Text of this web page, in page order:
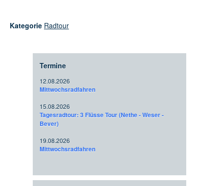
Kategorie Radtour
Termine
12.08.2026
Mittwochsradfahren
15.08.2026
Tagesradtour: 3 Flüsse Tour (Nethe - Weser -
Bever)
19.08.2026
Mittwochsradfahren